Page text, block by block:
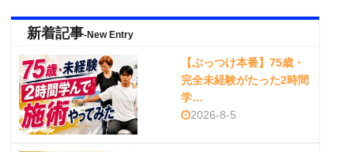
新着記事-New Entry
【ぶっつけ本番】75歳・
完全未経験がたった2時間
学…
2026-8-5